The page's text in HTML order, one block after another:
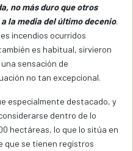
no más duro que otros
la media del último decenio.
incendios ocurridos
es habitual, sirvieron
sensación de
no tan excepcional.
especialmente destacado, y
dentro de lo
hectáreas, lo que lo sitúa en
que se tienen registros